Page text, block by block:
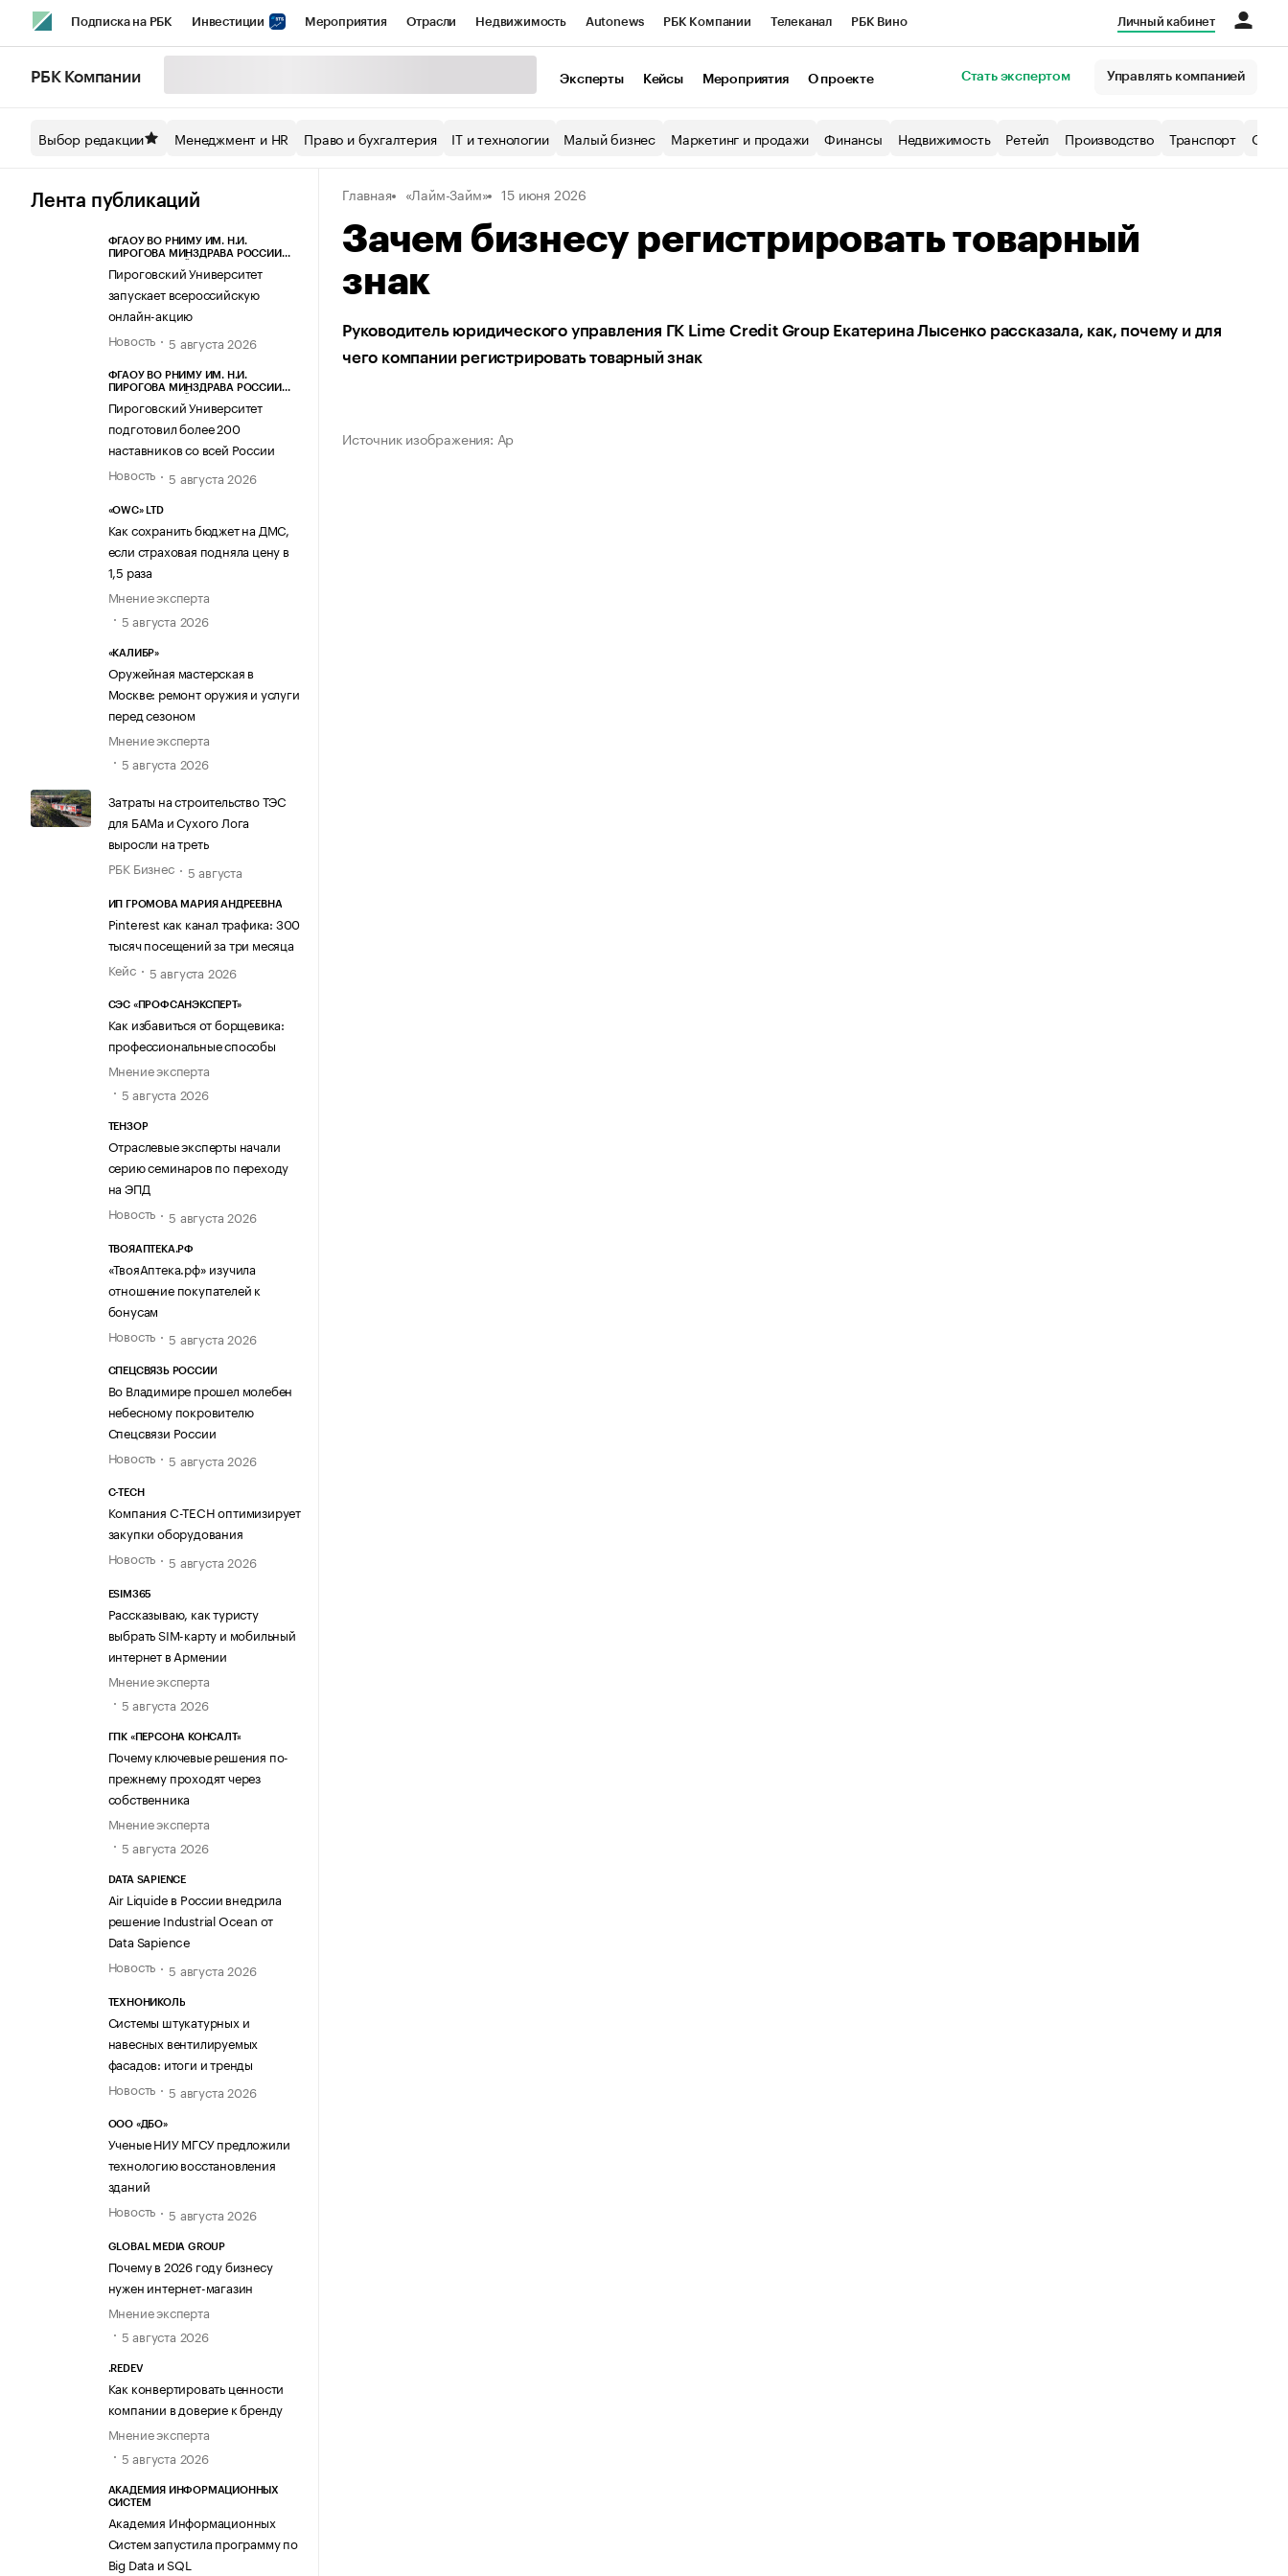
Подписка на РБК Инвестиции Мероприятия Отрасли Недвижимость Autonews РБК Компании Телеканал РБК Вино
Спецпроекты СПб Конференции СПб Спецпроекты Экономика Бизнес
Технологии и медиа Рынок наличной валюты
Личный кабинет
РБК Компании Эксперты Кейсы Мероприятия О проекте Стать экспертом Управлять компанией
Выбор редакции Менеджмент и HR Право и бухгалтерия IT и технологии Малый бизнес Маркетинг и продажи Финансы Недвижимость Ретейл Производство Транспорт
Лента публикаций
ФГАОУ ВО РНИМУ ИМ. Н.И.
ПИРОГОВА МИНЗДРАВА РОССИИ
Пироговский Университет
запускает всероссийскую
онлайн-акцию
Новость
5 августа 2026
ФГАОУ ВО РНИМУ ИМ. Н.И.
ПИРОГОВА МИНЗДРАВА РОССИИ
Пироговский Университет
подготовил более 200
наставников со всей России
Новость
5 августа 2026
«OWC» LTD
Как сохранить бюджет на ДМС,
если страховая подняла цену в
1,5 раза
Мнение эксперта
5 августа 2026
«КАЛИБР»
Оружейная мастерская в
Москве: ремонт оружия и услуги
перед сезоном
Мнение эксперта
5 августа 2026
Затраты на строительство ТЭС
для БАМа и Сухого Лога
выросли на треть
РБК Бизнес
5 августа
ИП ГРОМОВА МАРИЯ АНДРЕЕВНА
Pinterest как канал трафика: 300
тысяч посещений за три месяца
Кейс
5 августа 2026
СЭС «ПРОФСАНЭКСПЕРТ»
Как избавиться от борщевика:
профессиональные способы
Мнение эксперта
5 августа 2026
ТЕНЗОР
Отраслевые эксперты начали
серию семинаров по переходу
на ЭПД
Новость
5 августа 2026
ТВОЯАПТЕКА.РФ
«ТвояАптека.рф» изучила
отношение покупателей к
бонусам
Новость
5 августа 2026
СПЕЦСВЯЗЬ РОССИИ
Во Владимире прошел молебен
небесному покровителю
Спецсвязи России
Новость
5 августа 2026
C-TECH
Компания C-TECH оптимизирует
закупки оборудования
Новость
5 августа 2026
ESIM365
Рассказываю, как туристу
выбрать SIM-карту и мобильный
интернет в Армении
Мнение эксперта
5 августа 2026
ГПК «ПЕРСОНА КОНСАЛТ»
Почему ключевые решения по-
прежнему проходят через
собственника
Мнение эксперта
5 августа 2026
DATA SAPIENCE
Air Liquide в России внедрила
решение Industrial Ocean от
Data Sapience
Новость
5 августа 2026
ТЕХНОНИКОЛЬ
Системы штукатурных и
навесных вентилируемых
фасадов: итоги и тренды
Новость
5 августа 2026
ООО «ДБО»
Ученые НИУ МГСУ предложили
технологию восстановления
зданий
Новость
5 августа 2026
GLOBAL MEDIA GROUP
Почему в 2026 году бизнесу
нужен интернет-магазин
Мнение эксперта
5 августа 2026
.REDEV
Как конвертировать ценности
компании в доверие к бренду
Мнение эксперта
5 августа 2026
АКАДЕМИЯ ИНФОРМАЦИОННЫХ
СИСТЕМ
Академия Информационных
Систем запустила программу по
Big Data и SQL
Главная «Лайм-Займ» 15 июня 2026
Зачем бизнесу регистрировать товарный
знак
Руководитель юридического управления ГК Lime Credit Group Екатерина Лысенко рассказала, как, почему и для
чего компании регистрировать товарный знак
Источник изображения: Ар